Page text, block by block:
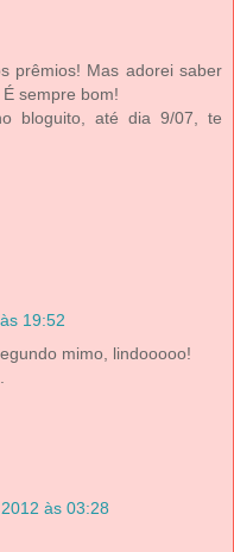
prêmios! Mas adorei saber
sempre bom!
bloguito, até dia 9/07, te
19:52
mimo, lindooooo!
às 03:28